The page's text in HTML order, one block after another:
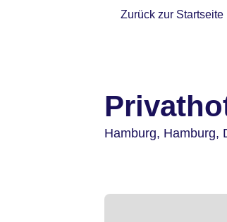
Zurück zur Startseite
Hamburg, Hamburg,